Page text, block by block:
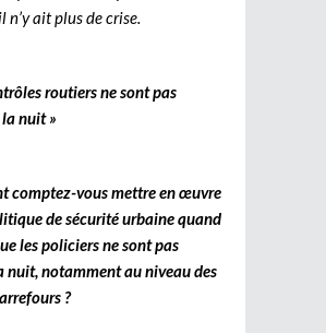
n’y ait plus de crise.
routiers ne sont pas
nuit »
comptez-vous mettre en œuvre
de sécurité urbaine quand
les policiers ne sont pas
nuit, notamment au niveau des
?